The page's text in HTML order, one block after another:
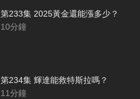
第233集 2025黃金還能漲多少？
10分鐘
第234集 輝達能救特斯拉嗎？
11分鐘